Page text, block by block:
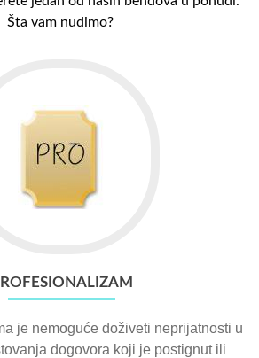
Šta vam nudimo?
je nemoguće doživeti neprijatnosti u
dogovora koji je postignut ili